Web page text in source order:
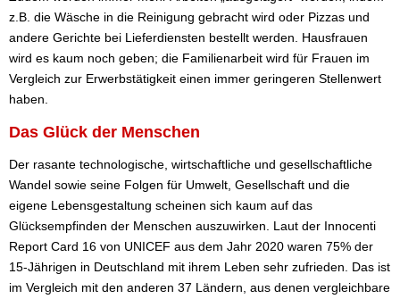
z.B. die Wäsche in die Reinigung gebracht wird oder Pizzas und
andere Gerichte bei Lieferdiensten bestellt werden. Hausfrauen
wird es kaum noch geben; die Familienarbeit wird für Frauen im
Vergleich zur Erwerbstätigkeit einen immer geringeren Stellenwert
haben.
Das Glück der Menschen
Der rasante technologische, wirtschaftliche und gesellschaftliche
Wandel sowie seine Folgen für Umwelt, Gesellschaft und die
eigene Lebensgestaltung scheinen sich kaum auf das
Glücksempfinden der Menschen auszuwirken. Laut der Innocenti
Report Card 16 von UNICEF aus dem Jahr 2020 waren 75% der
15-Jährigen in Deutschland mit ihrem Leben sehr zufrieden. Das ist
im Vergleich mit den anderen 37 Ländern, aus denen vergleichbare